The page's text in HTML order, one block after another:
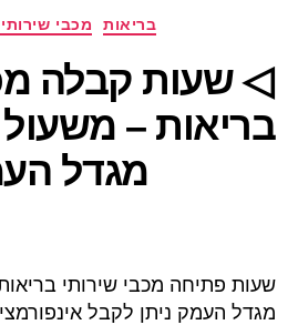
בריאות מכבי
◁ שעות קבלה
מגדל
מגדל העמק ניתן לקבל